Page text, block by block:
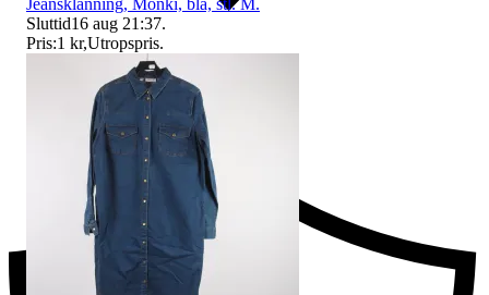
Ersättning om du inte får din vara
Sluttid16 aug 21:37.
Pris:1 kr,Utropspris.